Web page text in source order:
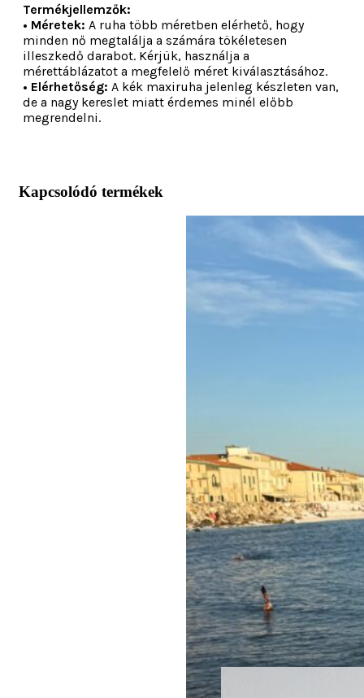
Termékjellemzők:
• Méretek: A ruha több méretben elérhető, hogy
minden nő megtalálja a számára tökéletesen
illeszkedő darabot. Kérjük, használja a
mérettáblázatot a megfelelő méret kiválasztásához.
• Elérhetőség: A kék maxiruha jelenleg készleten van,
de a nagy kereslet miatt érdemes minél előbb
megrendelni.
Kapcsolódó termékek